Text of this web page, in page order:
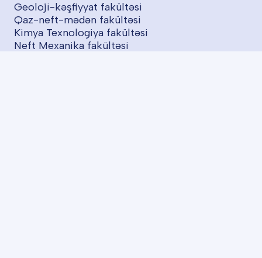
Geoloji-kəşfiyyat fakültəsi
Qaz-neft-mədən fakültəsi
Kimya Texnologiya fakültəsi
Neft Mexanika fakültəsi